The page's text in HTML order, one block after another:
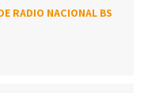
RADIO NACIONAL BS